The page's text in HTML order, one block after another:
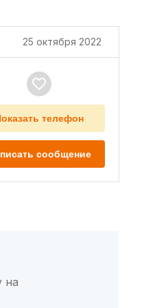
25 октября 2022
телефон
сообщение
на